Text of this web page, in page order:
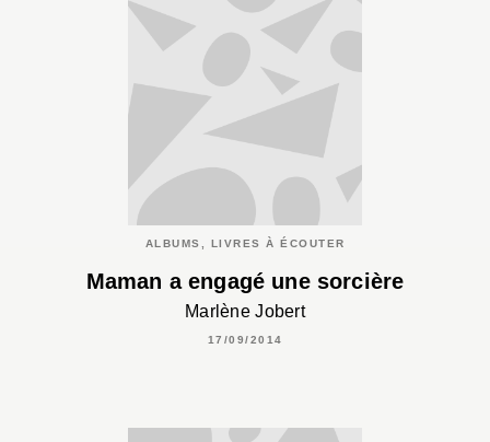
ALBUMS, LIVRES À ÉCOUTER
Maman a engagé une sorcière
Marlène Jobert
17/09/2014